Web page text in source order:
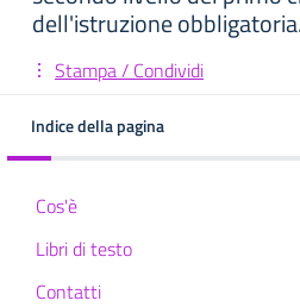
dell'istruzione obbligatoria.
Stampa / Condividi
Indice della pagina
Cos'è
Libri di testo
Contatti